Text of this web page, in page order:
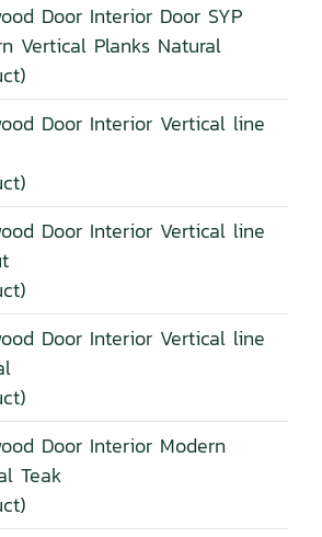
Door Interior Door SYP
Vertical Planks Natural
Door Interior Vertical line
Door Interior Vertical line
Door Interior Vertical line
Door Interior Modern
Teak